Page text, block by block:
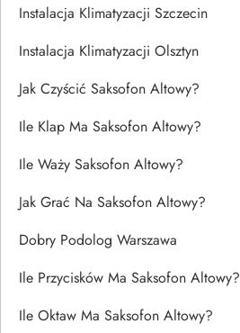
Instalacja Klimatyzacji Szczecin
Instalacja Klimatyzacji Olsztyn
Jak Czyścić Saksofon Altowy?
Ile Klap Ma Saksofon Altowy?
Ile Waży Saksofon Altowy?
Jak Grać Na Saksofon Altowy?
Dobry Podolog Warszawa
Ile Przycisków Ma Saksofon Altowy?
Ile Oktaw Ma Saksofon Altowy?